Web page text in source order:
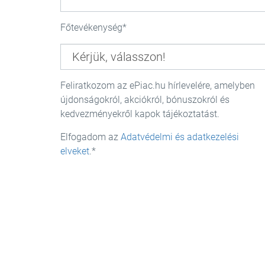
Főtevékenység
Feliratkozom az ePiac.hu hírlevelére, amelyben
újdonságokról, akciókról, bónuszokról és
kedvezményekről kapok tájékoztatást.
Elfogadom az Adatvédelmi és adatkezelési
elveket.